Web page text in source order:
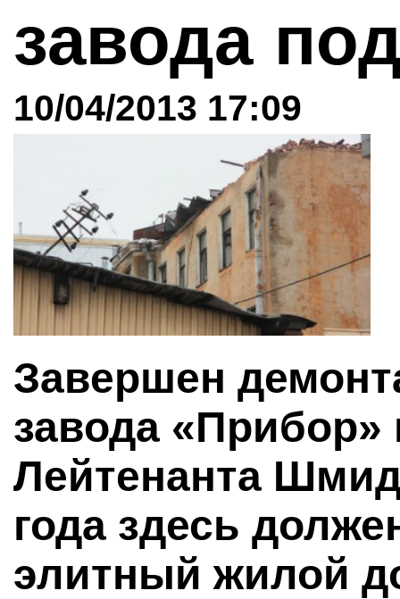
завода
10/04/2013 17:09
Завершен
завода
Лейтенанта
года здесь
элитный жилой